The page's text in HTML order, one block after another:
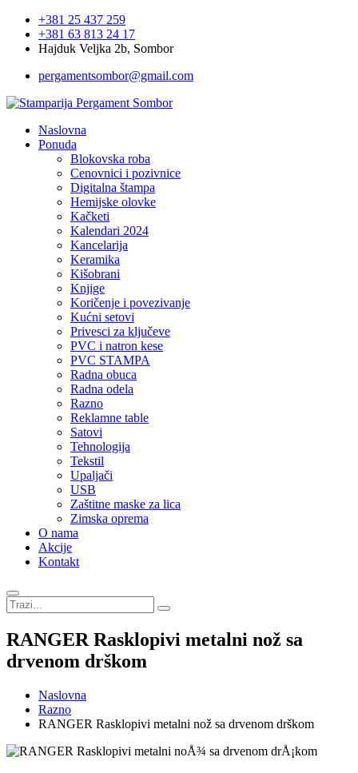
+381 25 437 259
+381 63 813 24 17
Hajduk Veljka 2b, Sombor
pergamentsombor@gmail.com
Naslovna
Ponuda
Blokovska roba
Cenovnici i pozivnice
Digitalna štampa
Hemijske olovke
Kačketi
Kalendari 2024
Kancelarija
Keramika
Kišobrani
Knjige
Koričenje i povezivanje
Kućni setovi
Privesci za ključeve
PVC i natron kese
PVC STAMPA
Radna obuca
Radna odela
Razno
Reklamne table
Satovi
Tehnologija
Tekstil
Upaljači
USB
Zaštitne maske za lica
Zimska oprema
O nama
Akcije
Kontakt
RANGER Rasklopivi metalni nož sa
drvenom drškom
Naslovna
Razno
RANGER Rasklopivi metalni nož sa drvenom drškom